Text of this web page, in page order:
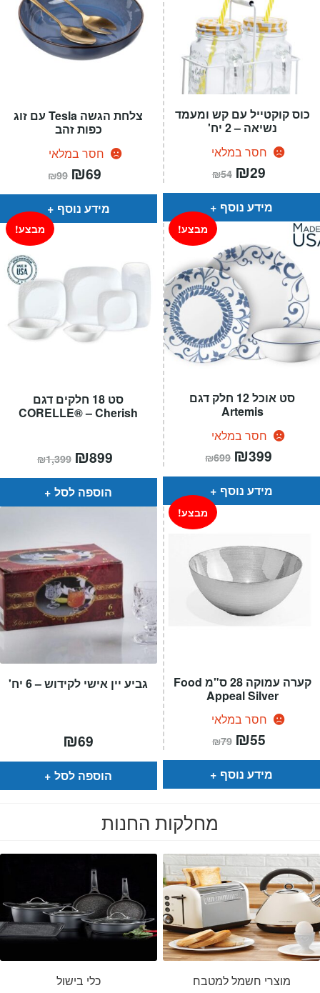
צלחת הגשה Tesla עם זוג
כפות זהב
חסר במלאי
₪99 המחיר
המקורי
היה:
₪99.
₪69
הוא:
מידע נוסף
כוס קוקטייל עם קש ומעמד
נשיאה – 2 יח'
חסר במלאי
₪54 המחיר
המקורי
היה:
₪54.
₪29
הוא:
מידע נוסף
סט 18 חלקים דגם
CORELLE® – Cherish
מבצע!
₪1,399 המחיר
המקורי
היה:
₪899
הוא:
הוספה לסל
סט אוכל 12 חלק דגם
Artemis
חסר במלאי
מבצע!
₪699 המחיר
המקורי
היה:
₪699.
₪399
הוא:
מידע נוסף
גביע יין אישי לקידוש – 6 יח'
₪69
הוספה לסל
קערה עמוקה 28 ס"מ Food
Appeal Silver
חסר במלאי
מבצע!
₪79 המחיר
המקורי
היה:
₪79.
₪55
הוא:
מידע נוסף
מחלקות החנות
כלי בישול מוצרי חשמל למטבח